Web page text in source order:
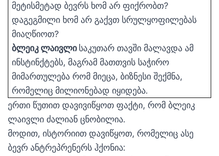
მეტისმეტად ბევრს ხომ არ ფიქრობთ?
დაგეგმილი ხომ არ გაქვთ სრულყოფილებას
მიაღწიოთ?
ბლეიკ ლაივლი საკუთარ თავში მალავდა ამ
ინსტინქტებს, მაგრამ მათთვის საჭირო
მიმართულება რომ მიეცა, ბიზნესი შექმნა,
რომელიც მილიონებად იყიდება.
ერთი წუთით დავივიწყოთ ფაქტი, რომ ბლეიკ
ლაივლი ძალიან ცნობილია.
მოდით, ისტორიით დავიწყოთ, რომელიც ასე
ბევრ ანტრეპრენერს ჰქონია: